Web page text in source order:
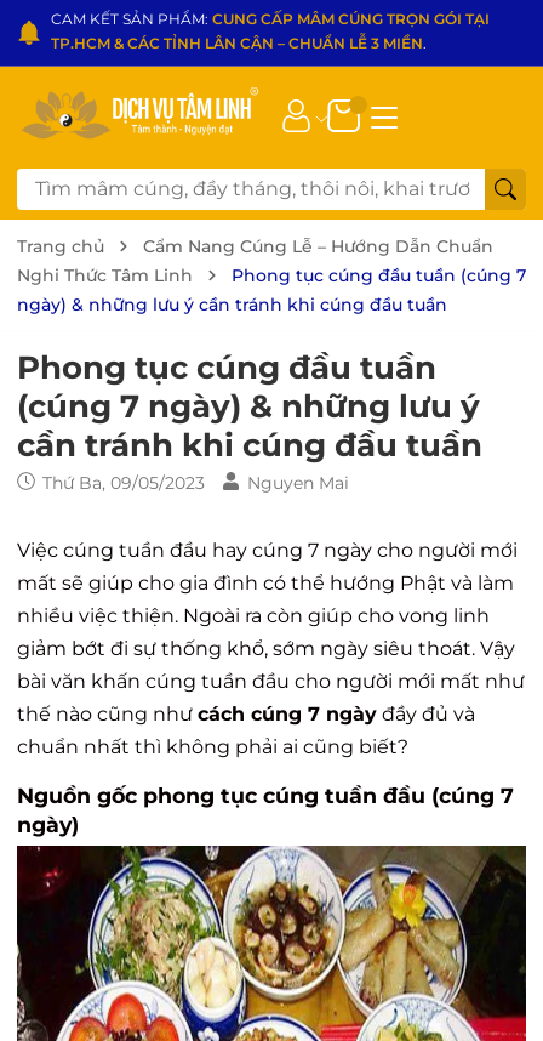
CAM KẾT SẢN PHẨM: CUNG CẤP MÂM CÚNG TRỌN GÓI TẠI
TP.HCM & CÁC TỈNH LÂN CẬN – CHUẨN LỄ 3 MIỀN.
Trang chủ
Cẩm Nang Cúng Lễ – Hướng Dẫn Chuẩn
Nghi Thức Tâm Linh
Phong tục cúng đầu tuần (cúng 7
ngày) & những lưu ý cần tránh khi cúng đầu tuần
Phong tục cúng đầu tuần
(cúng 7 ngày) & những lưu ý
cần tránh khi cúng đầu tuần
Thứ Ba, 09/05/2023 Nguyen Mai
Việc cúng tuần đầu hay cúng 7 ngày cho người mới
mất sẽ giúp cho gia đình có thể hướng Phật và làm
nhiều việc thiện. Ngoài ra còn giúp cho vong linh
giảm bớt đi sự thống khổ, sớm ngày siêu thoát. Vậy
bài văn khấn cúng tuần đầu cho người mới mất như
thế nào cũng như cách cúng 7 ngày đầy đủ và
chuẩn nhất thì không phải ai cũng biết?
Nguồn gốc phong tục cúng tuần đầu (cúng 7
ngày)